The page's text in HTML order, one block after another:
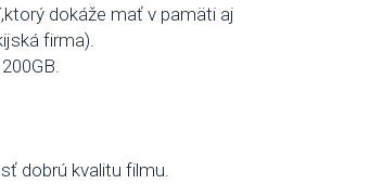
dokáže mať v pamäti aj
firma).
dobrú kvalitu filmu.